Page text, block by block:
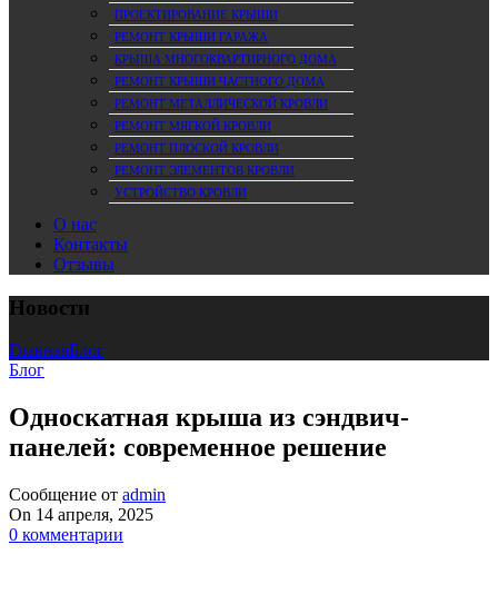
ПРОЕКТИРОВАНИЕ КРЫШИ
РЕМОНТ КРЫШИ ГАРАЖА
КРЫША МНОГОКВАРТИРНОГО ДОМА
РЕМОНТ КРЫШИ ЧАСТНОГО ДОМА
РЕМОНТ МЕТАЛЛИЧЕСКОЙ КРОВЛИ
РЕМОНТ МЯГКОЙ КРОВЛИ
РЕМОНТ ПЛОСКОЙ КРОВЛИ
РЕМОНТ ЭЛЕМЕНТОВ КРОВЛИ
УСТРОЙСТВО КРОВЛИ
О нас
Контакты
Отзывы
Новости
ГлавнаяБлог
Блог
Односкатная крыша из сэндвич-
панелей: современное решение
Сообщение от admin
On 14 апреля, 2025
0 комментарии